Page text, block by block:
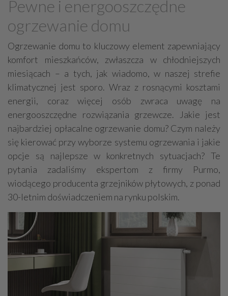
Grzejniki
Hydraulika
Energetyczne instalacje, urządzenia
Materiały hydrauliczne
Przeciwpożarowa ochrona, zabezpieczenia
Elektroinstalatorstwo
Systemy energooszczędne
Systemy nawilżania powietrza
Systemy odwodnień
Elektryczne materiały
Przemysłowe instalacje
Alarmowe systemy, monitoring
Hydrotechnika
Kable, przewody
Odkurzacze centralne
Pewne i energooszczędne
ogrzewanie domu
Ogrzewanie domu to kluczowy element zapewniający
komfort mieszkańców, zwłaszcza w chłodniejszych
miesiącach – a tych, jak wiadomo, w naszej strefie
klimatycznej jest sporo. Wraz z rosnącymi kosztami
energii, coraz więcej osób zwraca uwagę na
energooszczędne rozwiązania grzewcze. Jakie jest
najbardziej opłacalne ogrzewanie domu? Czym należy
się kierować przy wyborze systemu ogrzewania i jakie
opcje są najlepsze w konkretnych sytuacjach? Te
pytania zadaliśmy ekspertom z firmy Purmo,
wiodącego producenta grzejników płytowych, z ponad
30-letnim doświadczeniem na rynku polskim.